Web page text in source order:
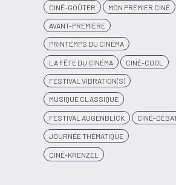
CINÉ-GOÛTER MON PREMIER CINÉ
AVANT-PREMIÈRE
PRINTEMPS DU CINÉMA
LA FÊTE DU CINÉMA CINÉ-COOL
FESTIVAL VIBRATION(S)
MUSIQUE CLASSIQUE
FESTIVAL AUGENBLICK CINÉ-
JOURNÉE THÉMATIQUE
CINÉ-KRENZEL